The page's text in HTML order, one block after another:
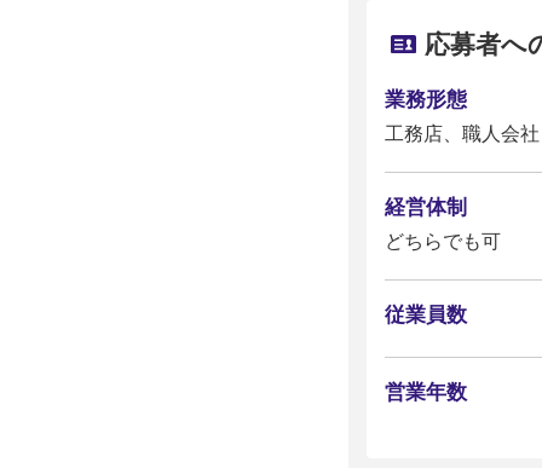
応募者へ
業務形態
工務店、職人会社
経営体制
どちらでも可
従業員数
営業年数